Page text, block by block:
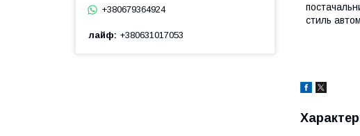
стиль
+380679364924
лайф +380631017053